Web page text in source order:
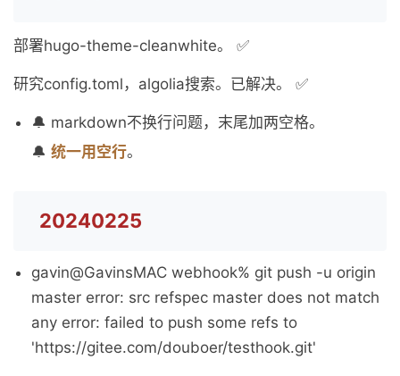
部署hugo-theme-cleanwhite。 ✅
研究config.toml，algolia搜索。已解决。 ✅
🔔 markdown不换行问题，末尾加两空格。
🔔 统一用空行。
20240225
gavin@GavinsMAC webhook% git push -u origin
master error: src refspec master does not match
any error: failed to push some refs to
'https://gitee.com/douboer/testhook.git'